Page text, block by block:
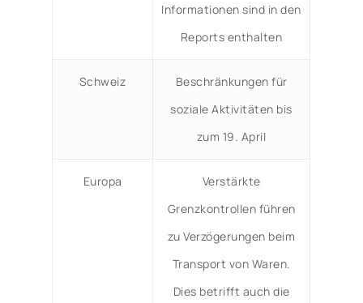
Informationen sind in den
Reports enthalten
Schweiz
Beschränkungen für
soziale Aktivitäten bis
zum 19. April
Europa
Verstärkte
Grenzkontrollen führen
zu Verzögerungen beim
Transport von Waren.
Dies betrifft auch die